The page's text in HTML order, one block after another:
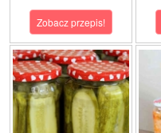
Zobacz przepis!